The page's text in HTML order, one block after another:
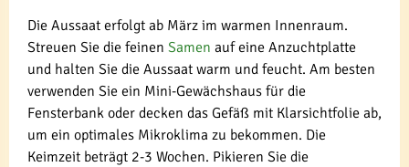
Die Aussaat erfolgt ab März im warmen Innenraum.
Streuen Sie die feinen Samen auf eine Anzuchtplatte
und halten Sie die Aussaat warm und feucht. Am besten
verwenden Sie ein Mini-Gewächshaus für die
Fensterbank oder decken das Gefäß mit Klarsichtfolie ab,
um ein optimales Mikroklima zu bekommen. Die
Keimzeit beträgt 2-3 Wochen. Pikieren Sie die